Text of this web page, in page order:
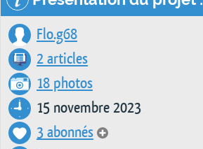
Flo.g68
2 articles
18 photos
15 novembre 2023
3 abonnés